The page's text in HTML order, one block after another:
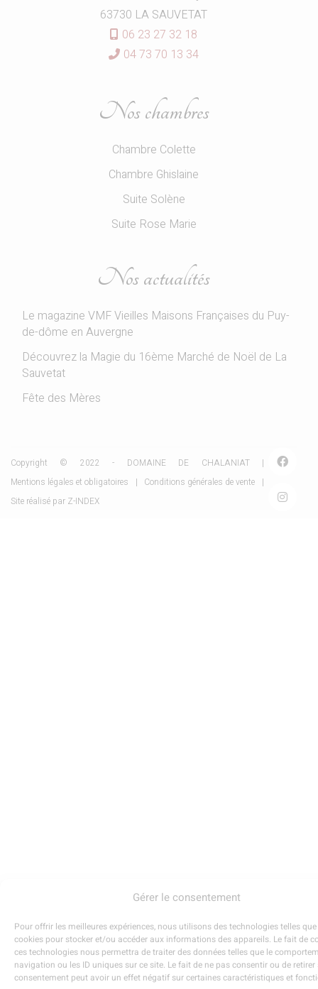
Gérer le consentement
Pour offrir les meilleures expériences, nous utilisons des technologies telles
cookies pour stocker et/ou accéder aux informations des appareils. Le fait de
ces technologies nous permettra de traiter des données telles que le
navigation ou les ID uniques sur ce site. Le fait de ne pas consentir ou de retirer
consentement peut avoir un effet négatif sur certaines caractéristiques et
63730 LA SAUVETAT
06 23 27 32 18
04 73 70 13 34
Nos chambres
Chambre Colette
Chambre Ghislaine
Suite Solène
Suite Rose Marie
Nos actualités
Le magazine VMF Vieilles Maisons Françaises du Puy-
de-dôme en Auvergne
Découvrez la Magie du 16ème Marché de Noël de La
Sauvetat
Fête des Mères
Copyright © 2022 - DOMAINE DE CHALANIAT |
Mentions légales et obligatoires | Conditions générales de vente |
Site réalisé par Z-INDEX